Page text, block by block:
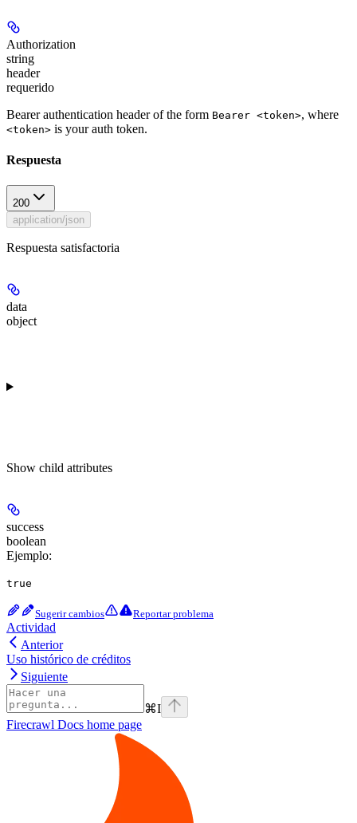
Authorization
string
header
requerido
Bearer authentication header of the form Bearer <token>, where
<token> is your auth token.
Respuesta
200
application/json
Respuesta satisfactoria
data
object
Show child attributes
success
boolean
Ejemplo:
true
Sugerir cambios Reportar problema
Actividad
Anterior
Uso histórico de créditos
Siguiente
⌘I
Firecrawl Docs home page